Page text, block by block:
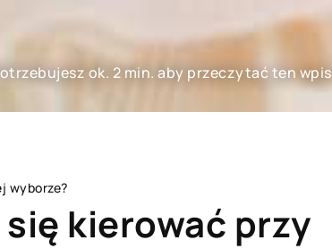
ok. 2 min. aby przeczytać ten wpis
wyborze?
kierować przy